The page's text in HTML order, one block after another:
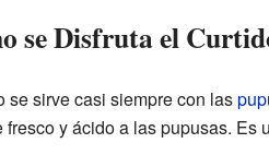
se Disfruta el
se sirve casi siempre con las
fresco y ácido a las pupusas.